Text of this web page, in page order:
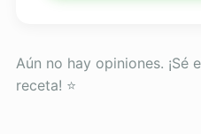
Aún no hay opiniones. ¡Sé
receta! ⭐